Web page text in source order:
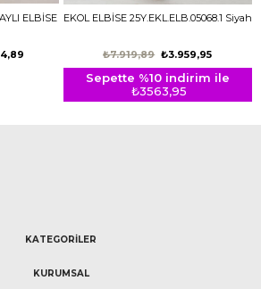
ELBİSE EKOL ELBİSE 25Y.EKL.ELB.05068.1 Siyah
₺3.959,95
₺7.919,89
Sepette %10 indirim ile
₺3563,95
KATEGORİLER
KURUMSAL